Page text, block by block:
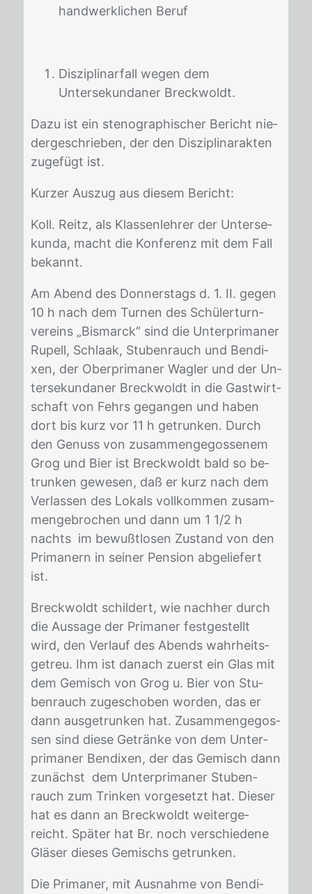
handwerklichen Beruf
Disziplinarfall wegen dem
Untersekundaner Breckwoldt.
Dazu ist ein ste­no­gra­phi­scher Be­richt nie­
der­ge­schrie­ben, der den Dis­zi­pli­nar­ak­ten
zu­ge­fügt ist.
Kur­zer Aus­zug aus die­sem Be­richt:
Koll. Reitz, als Klas­sen­leh­rer der Un­ter­se­
kun­da, macht die Kon­fe­renz mit dem Fall
be­kannt.
Am Abend des Don­ners­tags d. 1. II. ge­gen
10 h nach dem Tur­nen des Schü­ler­turn­
ver­eins „Bis­marck“ sind die Un­ter­pri­ma­ner
Ru­pell, Schlaak, Stu­ben­rauch und Ben­di­
xen, der Ober­pri­ma­ner Wag­ler und der Un­
ter­se­kun­da­ner Breck­woldt in die Gast­wirt­
schaft von Fehrs ge­gan­gen und ha­ben
dort bis kurz vor 11 h ge­trun­ken. Durch
den Ge­nuss von zu­sam­men­ge­gos­se­nem
Grog und Bier ist Breck­woldt bald so be­
trun­ken ge­we­sen, daß er kurz nach dem
Ver­las­sen des Lo­kals voll­kom­men zu­sam­
men­ge­bro­chen und dann um 1 1/​2 h
nachts im be­wußt­lo­sen Zu­stand von den
Pri­ma­nern in sei­ner Pen­si­on ab­ge­lie­fert
ist.
Breck­woldt schil­dert, wie nach­her durch
die Aus­sa­ge der Pri­ma­ner fest­ge­stellt
wird, den Ver­lauf des Abends wahr­heits­
ge­treu. Ihm ist da­nach zu­erst ein Glas mit
dem Ge­misch von Grog u. Bier von Stu­
ben­rauch zu­ge­scho­ben wor­den, das er
dann aus­ge­trun­ken hat. Zu­sam­men­ge­gos­
sen sind die­se Ge­trän­ke von dem Un­ter­
pri­ma­ner Ben­di­xen, der das Ge­misch dann
zu­nächst dem Un­ter­pri­ma­ner Stu­ben­
rauch zum Trin­ken vor­ge­setzt hat. Die­ser
hat es dann an Breck­woldt wei­ter­ge­
reicht. Spä­ter hat Br. noch ver­schie­de­ne
Glä­ser die­ses Ge­mischs ge­trun­ken.
Die Pri­ma­ner, mit Aus­nah­me von Ben­di­